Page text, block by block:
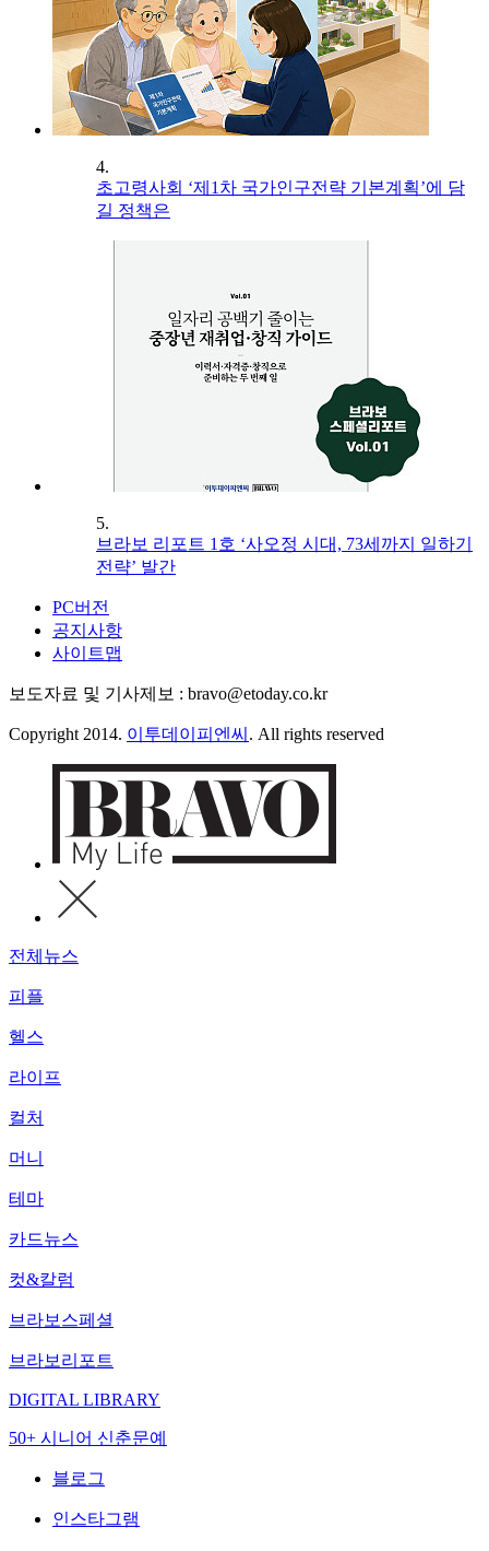
4.
초고령사회 ‘제1차 국가인구전략 기본계획’에 담
길 정책은
5.
브라보 리포트 1호 ‘사오정 시대, 73세까지 일하기
전략’ 발간
PC버전
공지사항
사이트맵
보도자료 및 기사제보 : bravo@etoday.co.kr
Copyright 2014. 이투데이피엔씨 . All rights reserved
전체뉴스
피플
헬스
라이프
컬처
머니
테마
카드뉴스
컷&칼럼
브라보스페셜
브라보리포트
DIGITAL LIBRARY
50+ 시니어 신춘문예
블로그
인스타그램